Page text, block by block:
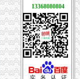
13368080804